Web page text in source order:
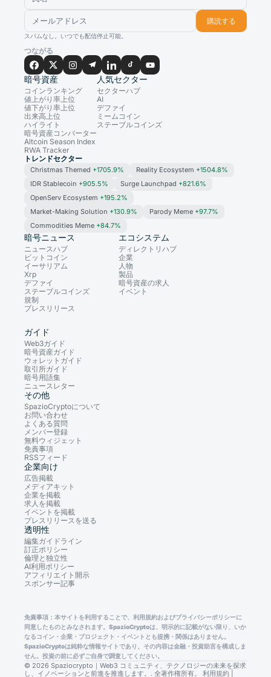
購読する
スパムなし。いつでも配信停止可能。
つながる
暗号資産
コインランキング
値上がり率上位
値下がり率上位
出来高上位
ハイライト
暗号資産コンバーター
Altcoin Season Index
RWA Tracker
人気セクター
セクターハブ
AI
デファイ
ミームコイン
ステーブルコインズ
トレンドセクター
Christmas Themed +1705.9% Reality Ecosystem +1504.8%
IDR Stablecoin +905.5% Surge Launchpad +821.6%
OpenServ Ecosystem +195.2%
Market-Making Solution +130.9% Parody Meme +97.7%
Commodities Meme +84.7%
暗号ニュース
ニュースハブ
ビットコイン
イーサリアム
Xrp
デファイ
ステーブルコインズ
規制
プレスリリース
エコシステム
ディレクトリハブ
企業
人物
製品
暗号資産の求人
イベント
ガイド
Web3ガイド
暗号資産ガイド
ウォレットガイド
取引所ガイド
暗号用語集
ニュースレター
その他
SpazioCryptoについて
お問い合わせ
よくある質問
メンバー登録
無料ウィジェット
免責事項
RSSフィード
企業向け
広告掲載
メディアキット
企業を掲載
求人を掲載
イベントを掲載
プレスリリースを送る
透明性
編集ガイドライン
訂正ポリシー
倫理と独立性
AI利用ポリシー
アフィリエイト開示
スポンサー記事
免責事項：本サイトを利用することで、利用規約およびプライバシーポリシーに
同意したものとみなされます。SpazioCryptoは、明示的に記載がない限り、いか
なるコイン・企業・プロジェクト・イベントとも提携・関係はありません。
SpazioCryptoは純粋な情報サイトであり、その内容は金融・投資助言を構成しま
せん。投資の前に必ずご自身で調査してください。
© 2026 Spaziocrypto｜Web3 コミュニティ、テクノロジーの未来を探求
し、イノベーションと前進を推進します。. 全著作権所有。 利用規約